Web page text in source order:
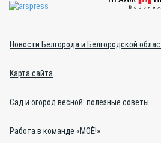
Новости Белгорода и Белгородской
Карта сайта
Сад и огород весной: полезные советы
Работа в команде «МОЁ!»